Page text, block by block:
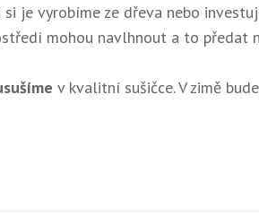
je vyrobíme ze dřeva nebo
mohou navlhnout a to předat
v kvalitní sušičce. V zimě